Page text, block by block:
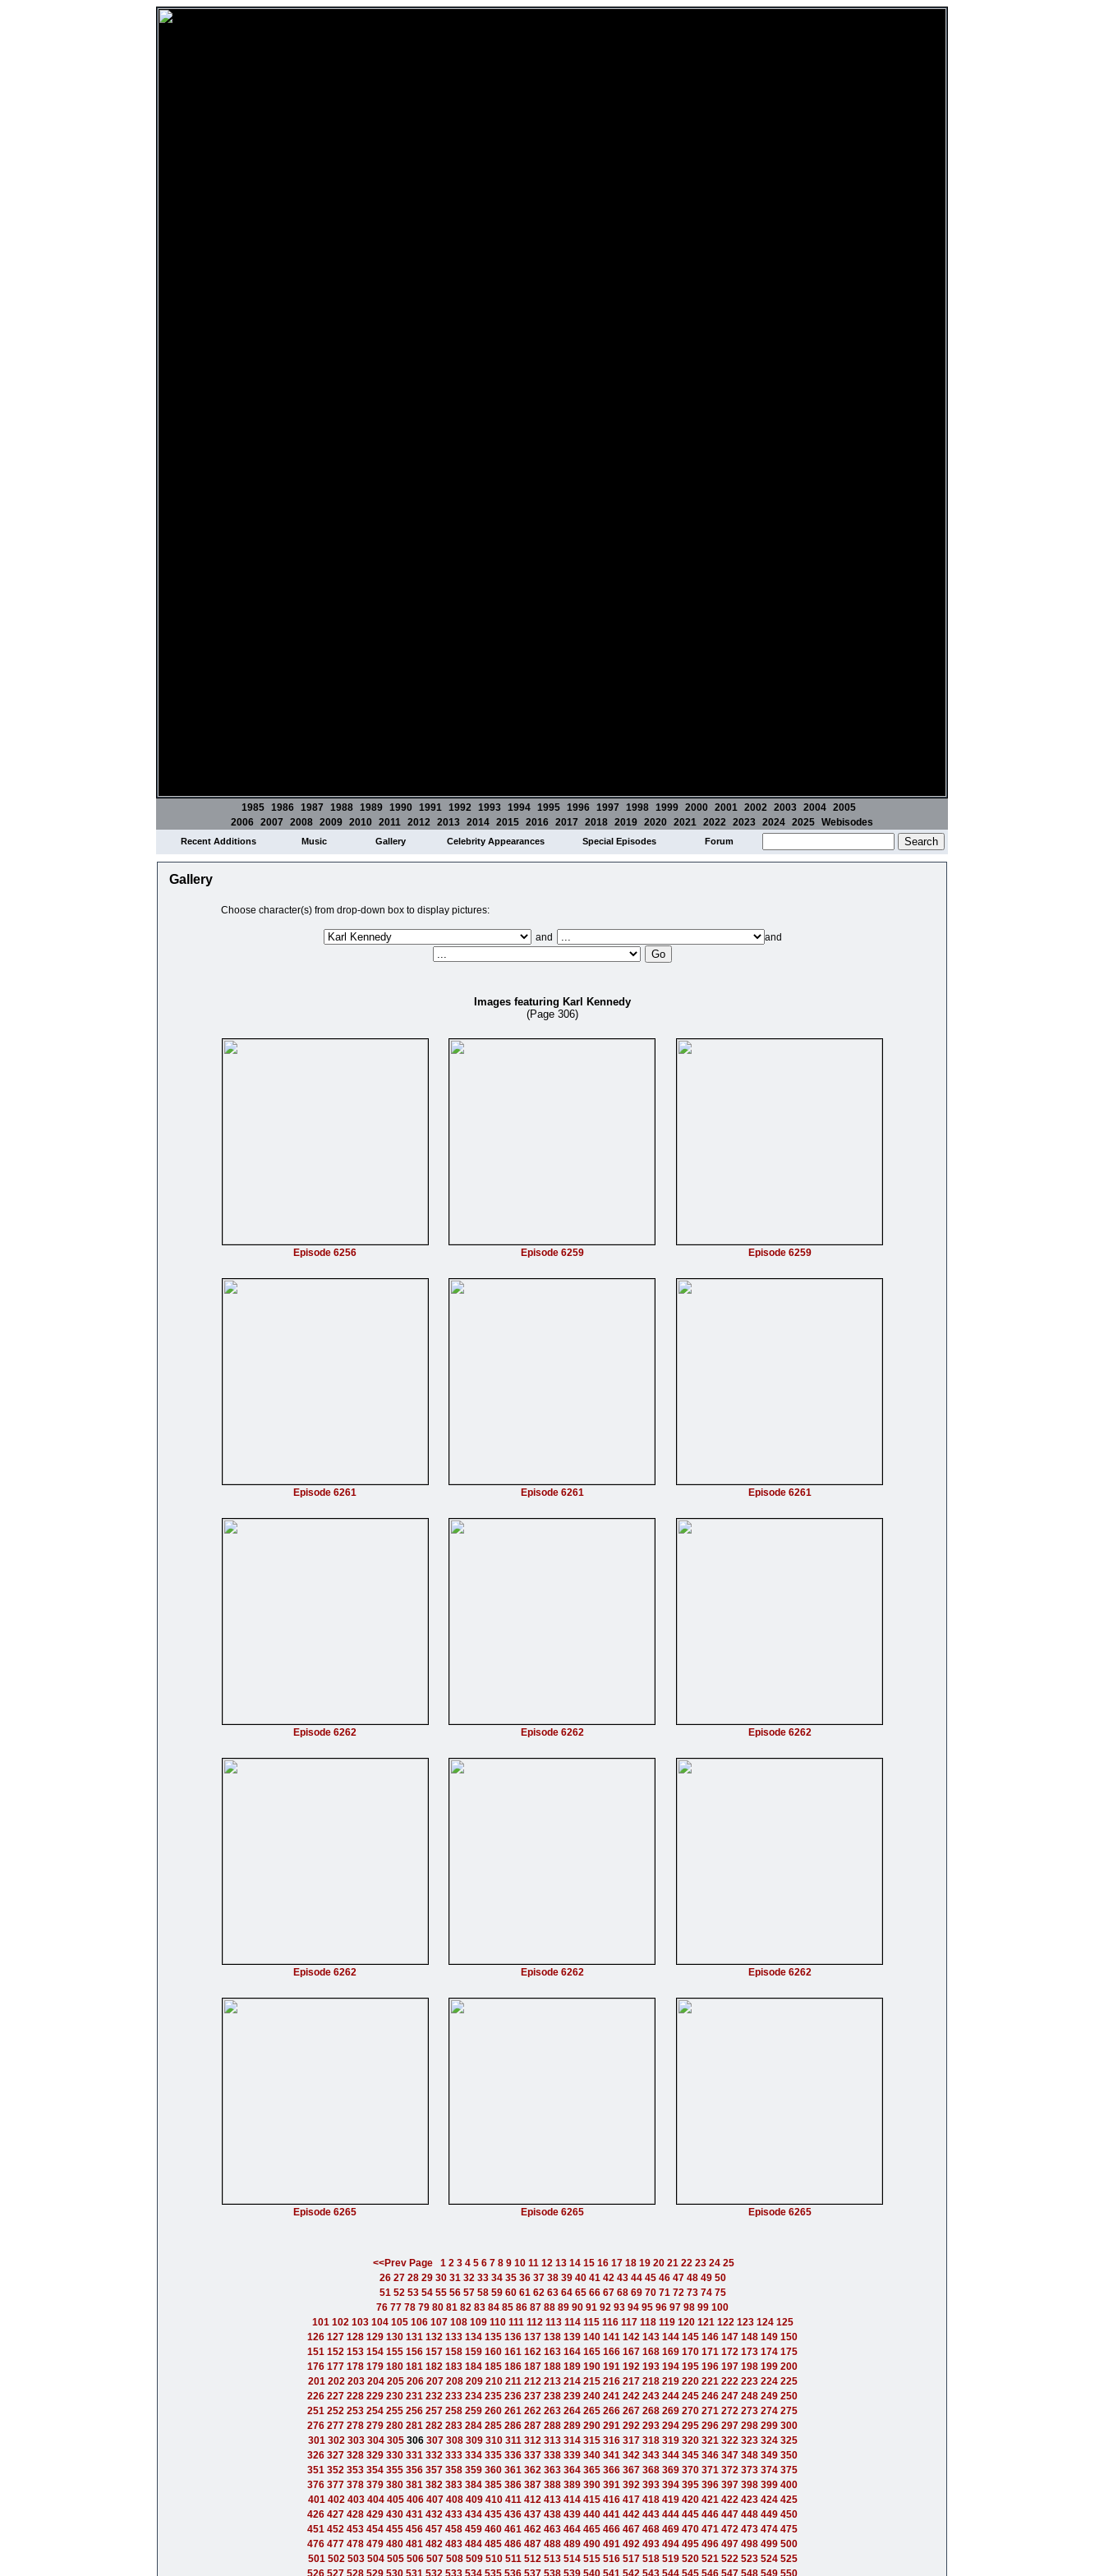
1985 1986 1987 1988 1989 1990 1991 1992 1993 1994 1995 1996 1997 1998 1999 2000 2001 2002 2003 2004 2005
2006 2007 2008 2009 2010 2011 2012 2013 2014 2015 2016 2017 2018 2019 2020 2021 2022 2023 2024 2025 Webisodes
Recent Additions Music Gallery Celebrity Appearances Special Episodes Forum
Gallery
Choose character(s) from drop-down box to display pictures:
and and
Images featuring Karl Kennedy
(Page 306)
Episode 6256 Episode 6259 Episode 6259
Episode 6261 Episode 6261 Episode 6261
Episode 6262 Episode 6262 Episode 6262
Episode 6262 Episode 6262 Episode 6262
Episode 6265 Episode 6265 Episode 6265
<<Prev Page 1 2 3 4 5 6 7 8 9 10 11 12 13 14 15 16 17 18 19 20 21 22 23 24 25
26 27 28 29 30 31 32 33 34 35 36 37 38 39 40 41 42 43 44 45 46 47 48 49 50
51 52 53 54 55 56 57 58 59 60 61 62 63 64 65 66 67 68 69 70 71 72 73 74 75
76 77 78 79 80 81 82 83 84 85 86 87 88 89 90 91 92 93 94 95 96 97 98 99 100
101 102 103 104 105 106 107 108 109 110 111 112 113 114 115 116 117 118 119 120 121 122 123 124 125
126 127 128 129 130 131 132 133 134 135 136 137 138 139 140 141 142 143 144 145 146 147 148 149 150
151 152 153 154 155 156 157 158 159 160 161 162 163 164 165 166 167 168 169 170 171 172 173 174 175
176 177 178 179 180 181 182 183 184 185 186 187 188 189 190 191 192 193 194 195 196 197 198 199 200
201 202 203 204 205 206 207 208 209 210 211 212 213 214 215 216 217 218 219 220 221 222 223 224 225
226 227 228 229 230 231 232 233 234 235 236 237 238 239 240 241 242 243 244 245 246 247 248 249 250
251 252 253 254 255 256 257 258 259 260 261 262 263 264 265 266 267 268 269 270 271 272 273 274 275
276 277 278 279 280 281 282 283 284 285 286 287 288 289 290 291 292 293 294 295 296 297 298 299 300
301 302 303 304 305306 307 308 309 310 311 312 313 314 315 316 317 318 319 320 321 322 323 324 325
326 327 328 329 330 331 332 333 334 335 336 337 338 339 340 341 342 343 344 345 346 347 348 349 350
351 352 353 354 355 356 357 358 359 360 361 362 363 364 365 366 367 368 369 370 371 372 373 374 375
376 377 378 379 380 381 382 383 384 385 386 387 388 389 390 391 392 393 394 395 396 397 398 399 400
401 402 403 404 405 406 407 408 409 410 411 412 413 414 415 416 417 418 419 420 421 422 423 424 425
426 427 428 429 430 431 432 433 434 435 436 437 438 439 440 441 442 443 444 445 446 447 448 449 450
451 452 453 454 455 456 457 458 459 460 461 462 463 464 465 466 467 468 469 470 471 472 473 474 475
476 477 478 479 480 481 482 483 484 485 486 487 488 489 490 491 492 493 494 495 496 497 498 499 500
501 502 503 504 505 506 507 508 509 510 511 512 513 514 515 516 517 518 519 520 521 522 523 524 525
526 527 528 529 530 531 532 533 534 535 536 537 538 539 540 541 542 543 544 545 546 547 548 549 550